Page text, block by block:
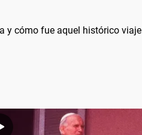
y cómo fue aquel histórico viaje